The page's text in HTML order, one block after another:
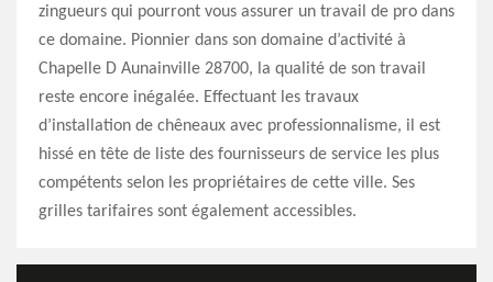
zingueurs qui pourront vous assurer un travail de pro dans
ce domaine. Pionnier dans son domaine d’activité à
Chapelle D Aunainville 28700, la qualité de son travail
reste encore inégalée. Effectuant les travaux
d’installation de chêneaux avec professionnalisme, il est
hissé en tête de liste des fournisseurs de service les plus
compétents selon les propriétaires de cette ville. Ses
grilles tarifaires sont également accessibles.